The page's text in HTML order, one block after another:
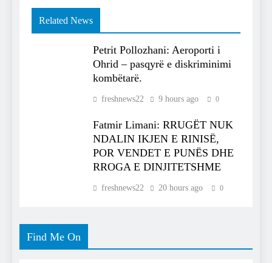
Related News
Petrit Pollozhani: Aeroporti i
Ohrid – pasqyrë e diskriminimi
kombëtarë.
freshnews22 9 hours ago 0
Fatmir Limani: RRUGËT NUK
NDALIN IKJEN E RINISË,
POR VENDET E PUNËS DHE
RROGA E DINJITETSHME
freshnews22 20 hours ago 0
Find Me On